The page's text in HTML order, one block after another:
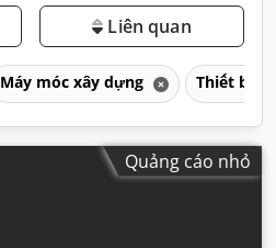
Liên quan
Máy móc xây dựng Thiết bị
Quảng cáo nhỏ